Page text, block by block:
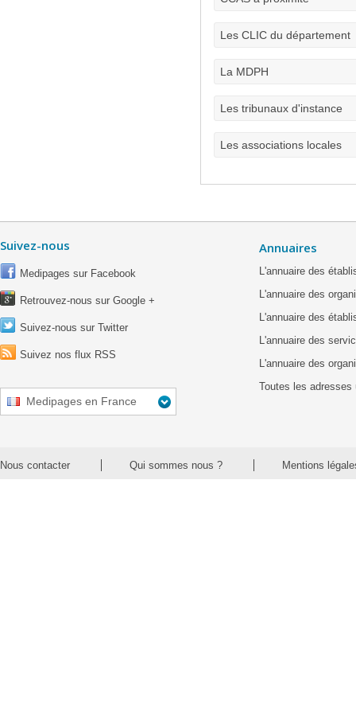
Les CLIC du département
La MDPH
Les tribunaux d'instance
Les associations locales
Suivez-nous
Medipages sur Facebook
Retrouvez-nous sur Google +
Suivez-nous sur Twitter
Suivez nos flux RSS
Medipages en France
Annuaires
L'annuaire des
L'annuaire des
L'annuaire des
L'annuaire des
L'annuaire des
Toutes les adresses
Nous contacter Qui sommes nous ? Mentions